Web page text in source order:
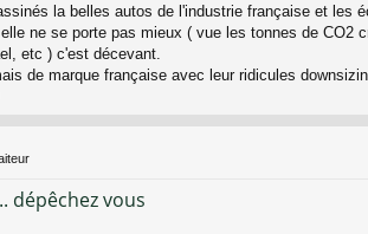
la belles autos de l'industrie française et les
ne se porte pas mieux ( vue les tonnes de CO2
etc ) c'est décevant.
de marque française avec leur ridicules
dépêchez vous